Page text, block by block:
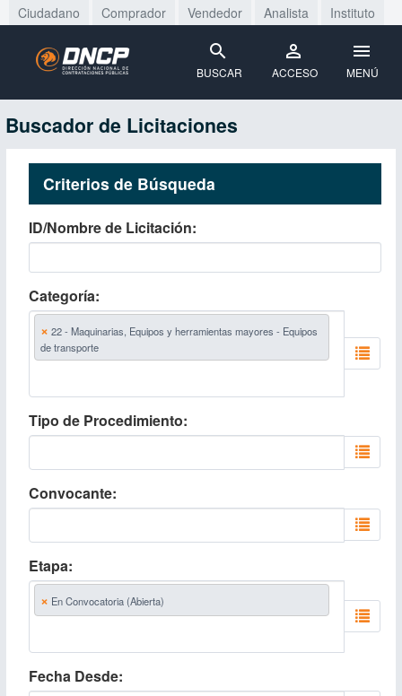
Ciudadano Comprador Vendedor Analista Instituto
BUSCAR ACCESO MENÚ
Buscador de Licitaciones
Criterios de Búsqueda
ID/Nombre de Licitación
Categoría
× 22 - Maquinarias, Equipos y herramientas mayores - Equipos
de transporte
Tipo de Procedimiento
Convocante
Etapa
× En Convocatoria (Abierta)
Fecha Desde